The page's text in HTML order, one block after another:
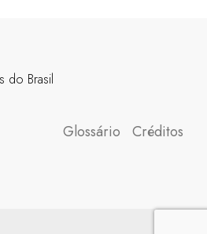
do Brasil
Glossário Créditos